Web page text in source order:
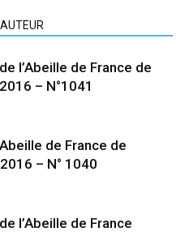
l’Abeille de France de
– N°1041
de France de
– N° 1040
l’Abeille de France